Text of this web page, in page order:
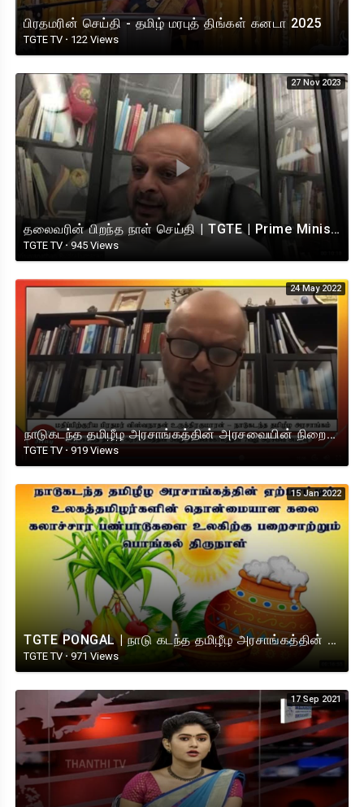
பிரதமரின் செய்தி - தமிழ் மரபுத் திங்கள் கனடா 2025
TGTE TV · 122 Views
27 Nov 2023
தலைவரின் பிறந்த நாள் செய்தி | TGTE | Prime Minister | 26.11.2023
TGTE TV · 945 Views
24 May 2022
⁣நாடுகடந்த தமிழீழ அரசாங்கத்தின் அரசவையின் நிறைவில் பிரதமரின் உரை- 22.05.2022
TGTE TV · 919 Views
15 Jan 2022
TGTE PONGAL | நாடு கடந்த தமிழீழ அரசாங்கத்தின் பொங்கல் | 2022.
TGTE TV · 971 Views
17 Sep 2021